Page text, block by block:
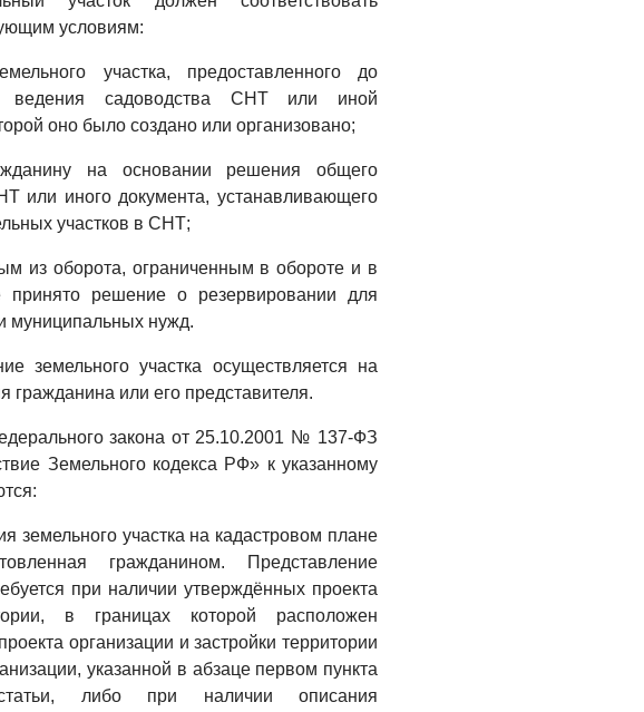
условиям:
участка, предоставленного до
ведения садоводства СНТ или иной
оно было создано или организовано;
на основании решения общего
или иного документа, устанавливающего
участков в СНТ;
из оборота, ограниченным в обороте и в
принято решение о резервировании для
муниципальных нужд.
земельного участка осуществляется на
гражданина или его представителя.
закона от 25.10.2001 № 137-ФЗ
Земельного кодекса РФ» к указанному
земельного участка на кадастровом плане
гражданином. Представление
при наличии утверждённых проекта
в границах которой расположен
организации и застройки территории
указанной в абзаце первом пункта
либо при наличии описания